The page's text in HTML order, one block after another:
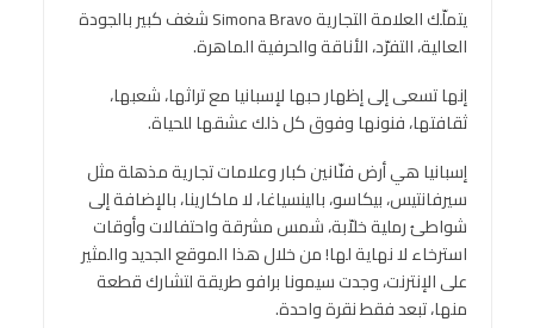
يتملّك العلامة التجارية Simona Bravo شغف كبير بالجودة
العالية، التفرّد، الأناقة والحرفية الماهرة.
إنها تسعى إلى إظهار حبها لإسبانيا مع تراثها، شعبها،
ثقافتها، فنونها وفوق كل ذلك عشقها للحياة.
إسبانيا هي أرض فنّانين كبار وعلامات تجارية مذهلة مثل
سيرفانتيس، بيكاسو، بالينسياغا، لا ماكارينا، بالإضافة إلى
شواطئ رملية خلاّبة، شمس مشرقة واحتفالات وأوقات
استرخاء لا نهاية لها! من خلال هذا الموقع الجديد والمثير
على الإنترنت، وجدت سيمونا برافو طريقة لتشارك قطعة
منها، تبعد فقط نقرة واحدة.